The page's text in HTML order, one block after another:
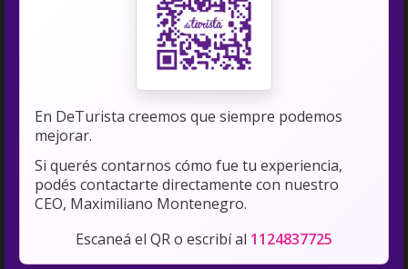
En DeTurista creemos que siempre podemos
mejorar.
Si querés contarnos cómo fue tu experiencia,
podés contactarte directamente con nuestro
CEO, Maximiliano Montenegro.
Escaneá el QR o escribí al 1124837725